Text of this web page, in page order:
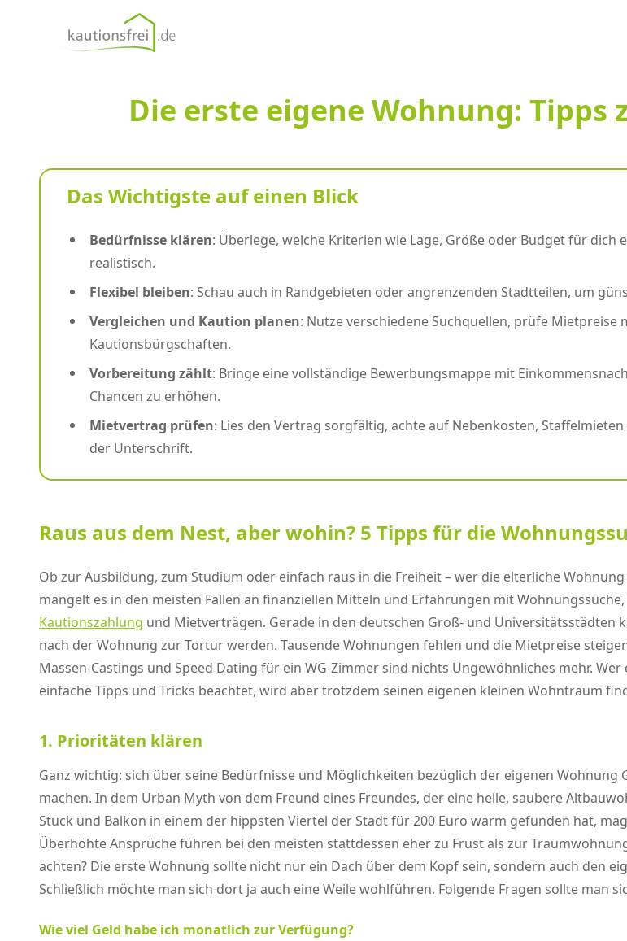
kautionsfrei.de
Die erste eigene Wohnung: Tipps
Das Wichtigste auf einen Blick
Bedürfnisse klären: Überlege, welche Kriterien wie Lage, Größe oder Budget für
realistisch.
Flexibel bleiben: Schau auch in Randgebieten oder angrenzenden Stadtteilen, um
Vergleichen und Kaution planen: Nutze verschiedene Suchquellen, prüfe
Kautionsbürgschaften.
Vorbereitung zählt: Bringe eine vollständige Bewerbungsmappe mit
Chancen zu erhöhen.
Mietvertrag prüfen: Lies den Vertrag sorgfältig, achte auf Nebenkosten,
der Unterschrift.
Raus aus dem Nest, aber wohin? 5 Tipps für die
Ob zur Ausbildung, zum Studium oder einfach raus in die Freiheit – wer die elterliche
mangelt es in den meisten Fällen an finanziellen Mitteln und Erfahrungen mit
Kautionszahlung und Mietverträgen. Gerade in den deutschen Groß- und Universitätsstädten
nach der Wohnung zur Tortur werden. Tausende Wohnungen fehlen und die Mietpreise
Massen-Castings und Speed Dating für ein WG-Zimmer sind nichts Ungewöhnliches mehr. Wer
einfache Tipps und Tricks beachtet, wird aber trotzdem seinen eigenen kleinen Wohntraum
1. Prioritäten klären
Ganz wichtig: sich über seine Bedürfnisse und Möglichkeiten bezüglich der eigenen Wohnung
machen. In dem Urban Myth von dem Freund eines Freundes, der eine helle, saubere
Stuck und Balkon in einem der hippsten Viertel der Stadt für 200 Euro warm gefunden hat,
Überhöhte Ansprüche führen bei den meisten stattdessen eher zu Frust als zur
achten? Die erste Wohnung sollte nicht nur ein Dach über dem Kopf sein, sondern auch den
Schließlich möchte man sich dort ja auch eine Weile wohlführen. Folgende Fragen sollte man
Wie viel Geld habe ich monatlich zur Verfügung?